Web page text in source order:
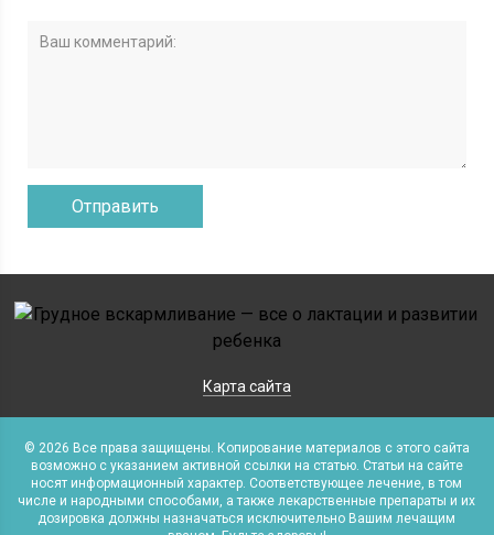
Карта сайта
© 2026 Все права защищены. Копирование материалов с этого сайта
возможно с указанием активной ссылки на статью. Статьи на сайте
носят информационный характер. Соответствующее лечение, в том
числе и народными способами, а также лекарственные препараты и их
дозировка должны назначаться исключительно Вашим лечащим